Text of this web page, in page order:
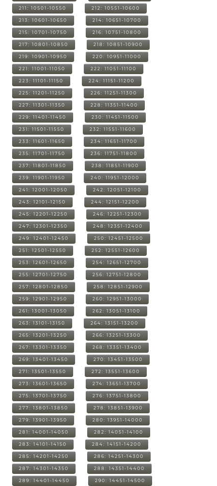
211: 10501-10550 212: 10551-10600
213: 10601-10650 214: 10651-10700
215: 10701-10750 216: 10751-10800
217: 10801-10850 218: 10851-10900
219: 10901-10950 220: 10951-11000
221: 11001-11050 222: 11051-11100
223: 11101-11150 224: 11151-11200
225: 11201-11250 226: 11251-11300
227: 11301-11350 228: 11351-11400
229: 11401-11450 230: 11451-11500
231: 11501-11550 232: 11551-11600
233: 11601-11650 234: 11651-11700
235: 11701-11750 236: 11751-11800
237: 11801-11850 238: 11851-11900
239: 11901-11950 240: 11951-12000
241: 12001-12050 242: 12051-12100
243: 12101-12150 244: 12151-12200
245: 12201-12250 246: 12251-12300
247: 12301-12350 248: 12351-12400
249: 12401-12450 250: 12451-12500
251: 12501-12550 252: 12551-12600
253: 12601-12650 254: 12651-12700
255: 12701-12750 256: 12751-12800
257: 12801-12850 258: 12851-12900
259: 12901-12950 260: 12951-13000
261: 13001-13050 262: 13051-13100
263: 13101-13150 264: 13151-13200
265: 13201-13250 266: 13251-13300
267: 13301-13350 268: 13351-13400
269: 13401-13450 270: 13451-13500
271: 13501-13550 272: 13551-13600
273: 13601-13650 274: 13651-13700
275: 13701-13750 276: 13751-13800
277: 13801-13850 278: 13851-13900
279: 13901-13950 280: 13951-14000
281: 14001-14050 282: 14051-14100
283: 14101-14150 284: 14151-14200
285: 14201-14250 286: 14251-14300
287: 14301-14350 288: 14351-14400
289: 14401-14450 290: 14451-14500